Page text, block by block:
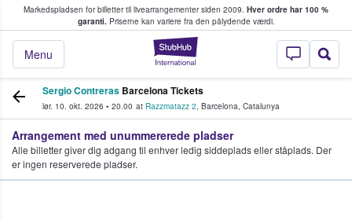
Markedspladsen for billetter til livearrangementer siden 2009. Hver ordre har 100 %
garanti.Priserne kan variere fra den pålydende værdi.
StubHub - Hvor
Menu
køber og sælger billetter
Sergio Contreras Barcelona Tickets
lør. 10. okt. 2026 • 20.00 at Razzmatazz 2, Barcelona, Catalunya
Arrangement med unummererede pladser
Alle billetter giver dig adgang til enhver ledig siddeplads eller ståplads. Der
er ingen reserverede pladser.